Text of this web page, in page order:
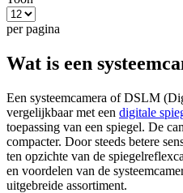
per pagina
Wat is een
Een systeemcamera of DSLM
vergelijkbaar met een digitale
toepassing van een spiegel. De
compacter. Door steeds betere
ten opzichte van de
en voordelen van de
uitgebreide assortiment.